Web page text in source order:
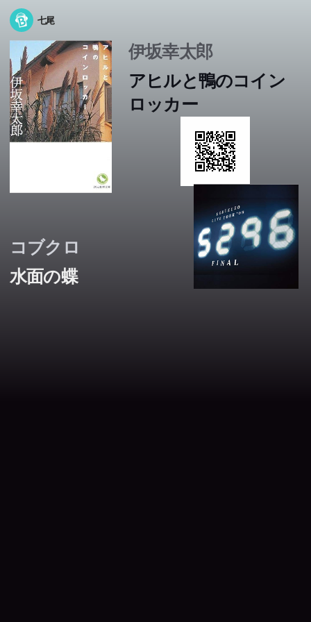
七尾
伊坂幸太郎
アヒルと鴨のコイン
ロッカー
コブクロ
水面の蝶